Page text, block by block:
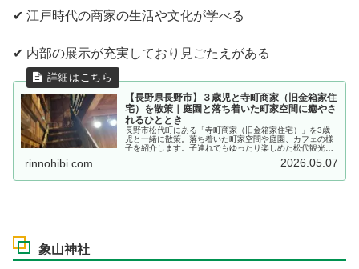
✔ 江戸時代の商家の生活や文化が学べる
✔ 内部の展示が充実しており見ごたえがある
【長野県長野市】３歳児と寺町商家（旧金箱家住
宅）を散策｜庭園と落ち着いた町家空間に癒やさ
れるひととき
長野市松代町にある「寺町商家（旧金箱家住宅）」を3歳
児と一緒に散策。落ち着いた町家空間や庭園、カフェの様
子を紹介します。子連れでもゆったり楽しめた松代観光レ
rinnohibi.com 2026.05.07
象山神社